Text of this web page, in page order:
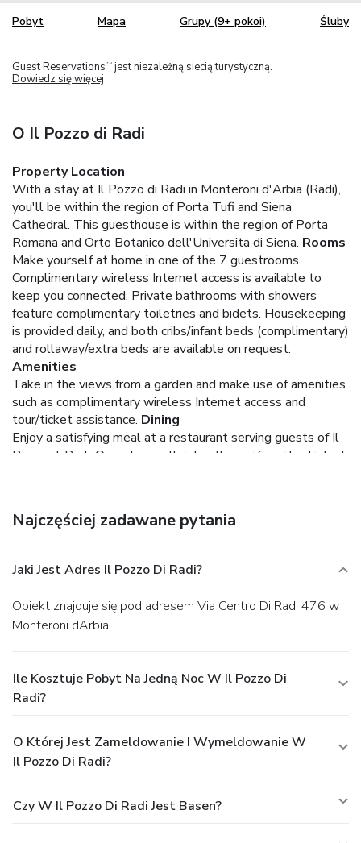
Pobyt Mapa Grupy (9+ pokoi) Śluby
Guest Reservations TM jest niezależną siecią turystyczną.
Dowiedz się więcej
O Il Pozzo di Radi
Property Location
With a stay at Il Pozzo di Radi in Monteroni d'Arbia (Radi),
you'll be within the region of Porta Tufi and Siena
Cathedral. This guesthouse is within the region of Porta
Romana and Orto Botanico dell'Universita di Siena. Rooms
Make yourself at home in one of the 7 guestrooms.
Complimentary wireless Internet access is available to
keep you connected. Private bathrooms with showers
feature complimentary toiletries and bidets. Housekeeping
is provided daily, and both cribs/infant beds (complimentary)
and rollaway/extra beds are available on request.
Amenities
Take in the views from a garden and make use of amenities
such as complimentary wireless Internet access and
tour/ticket assistance. Dining
Enjoy a satisfying meal at a restaurant serving guests of Il
Pozzo di Radi. Quench your thirst with your favorite drink at
Featured amenities include a 24-hour front desk, luggage
storage, and a library. Free self parking is available onsite.
Najczęściej zadawane pytania
Jaki Jest Adres Il Pozzo Di Radi?
Obiekt znajduje się pod adresem Via Centro Di Radi 476 w
Monteroni dArbia.
Ile Kosztuje Pobyt Na Jedną Noc W Il Pozzo Di
Radi?
O Której Jest Zameldowanie I Wymeldowanie W
Il Pozzo Di Radi?
Czy W Il Pozzo Di Radi Jest Basen?